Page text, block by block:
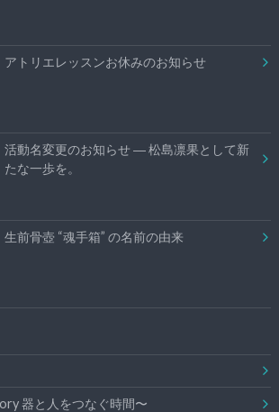
アトリエレッスンお休みのお知らせ
活動名変更のお知らせ ― 松島凛果として新
たな一歩を。
生前骨壺 “魂手箱” の名前の由来
器と人をつなぐ時間〜